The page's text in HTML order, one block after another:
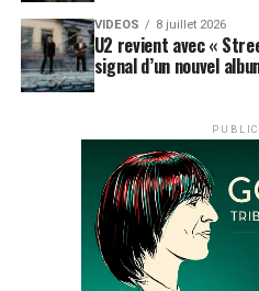
VIDEOS 8 juillet 2026
U2 revient avec «
signal d’un nouvel